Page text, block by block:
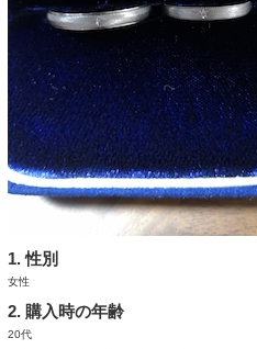
1. 性別
女性
2. 購入時の年齢
20代